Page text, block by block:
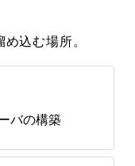
込む場所。
バの構築